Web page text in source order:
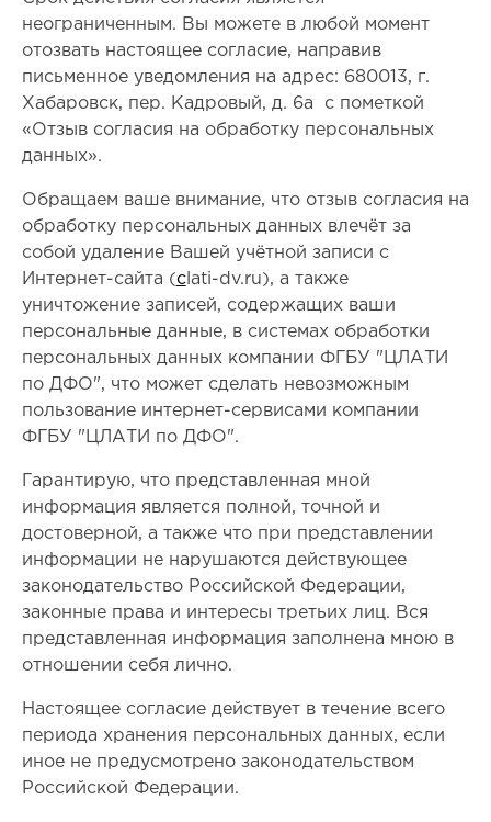
неограниченным. Вы можете в любой момент
отозвать настоящее согласие, направив
письменное уведомления на адрес: 680013, г.
Хабаровск, пер. Кадровый, д. 6а с пометкой
«Отзыв согласия на обработку персональных
данных».
Обращаем ваше внимание, что отзыв согласия на
обработку персональных данных влечёт за
собой удаление Вашей учётной записи с
Интернет-сайта (clati-dv.ru), а также
уничтожение записей, содержащих ваши
персональные данные, в системах обработки
персональных данных компании ФГБУ "ЦЛАТИ
по ДФО", что может сделать невозможным
пользование интернет-сервисами компании
ФГБУ "ЦЛАТИ по ДФО".
Гарантирую, что представленная мной
информация является полной, точной и
достоверной, а также что при представлении
информации не нарушаются действующее
законодательство Российской Федерации,
законные права и интересы третьих лиц. Вся
представленная информация заполнена мною в
отношении себя лично.
Настоящее согласие действует в течение всего
периода хранения персональных данных, если
иное не предусмотрено законодательством
Российской Федерации.